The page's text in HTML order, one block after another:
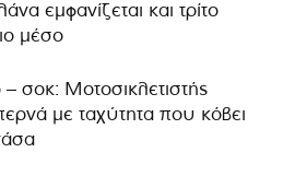
εμφανίζεται και τρίτο
μέσο
– σοκ: Μοτοσικλετιστής
με ταχύτητα που κόβει